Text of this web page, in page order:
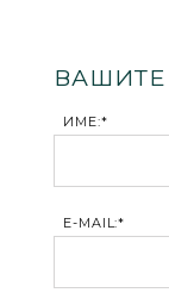
ИМЕ:*
E-MAIL:*